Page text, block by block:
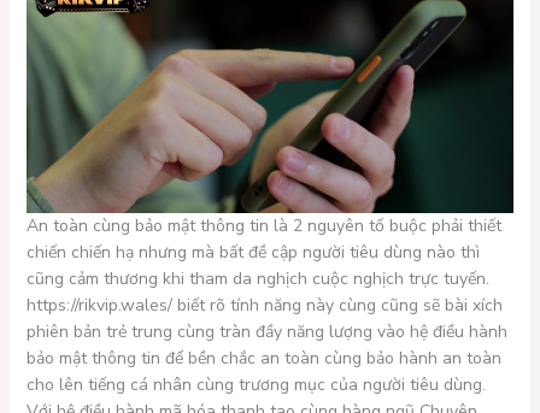
An toàn cùng bảo mật thông tin là 2 nguyên tố buộc phải thiết
chiến chiến hạ nhưng mà bất đề cập người tiêu dùng nào thì
cũng cảm thương khi tham da nghịch cuộc nghịch trực tuyến.
https://rikvip.wales/ biết rõ tính năng này cùng cũng sẽ bài xích
phiên bản trẻ trung cùng tràn đầy năng lượng vào hệ điều hành
bảo mật thông tin để bền chắc an toàn cùng bảo hành an toàn
cho lên tiếng cá nhân cùng trương mục của người tiêu dùng.